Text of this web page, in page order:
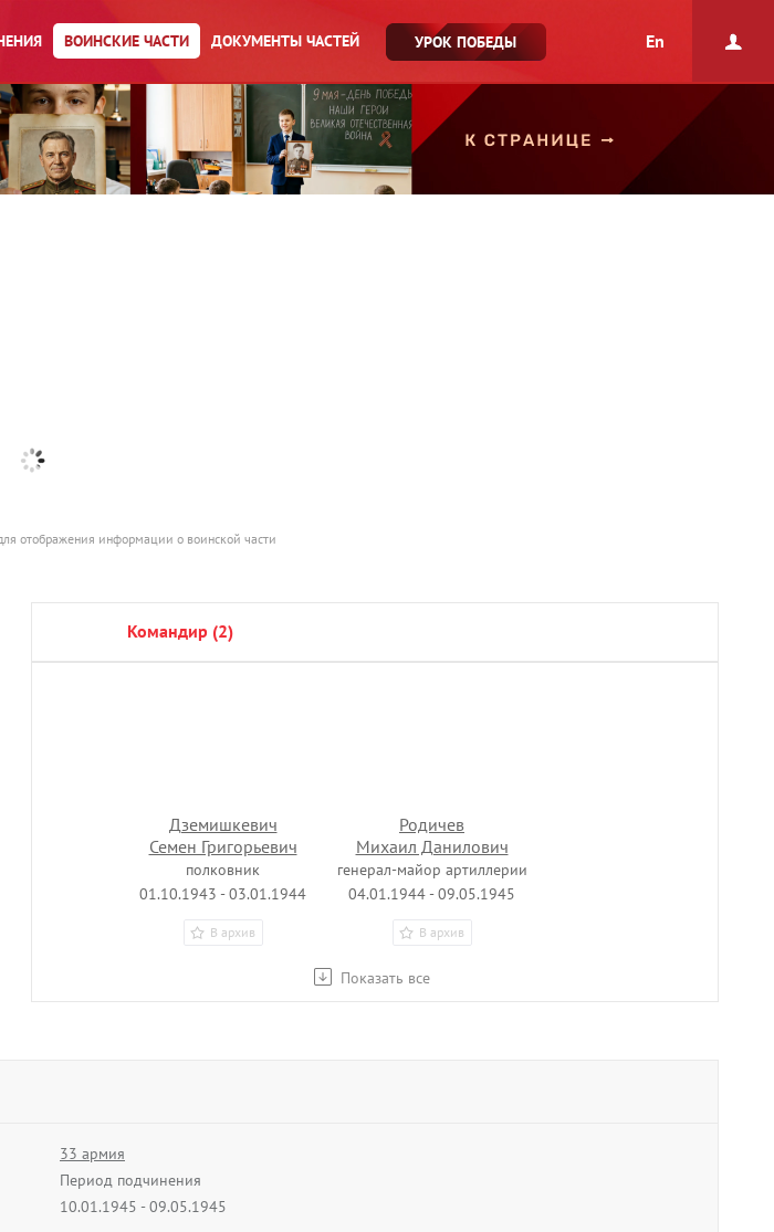
ВОИНСКИЕ ЧАСТИ ДОКУМЕНТЫ ЧАСТЕЙ УРОК ПОБЕДЫ En
отображения информации о воинской части
командир (2)
Показать все
Дземишкевич
Семен Григорьевич
полковник
01.10.1943 - 03.01.1944
В архив
Родичев
Михаил Данилович
генерал-майор артиллерии
04.01.1944 - 09.05.1945
В архив
33 армия
Период подчинения
10.01.1945 - 09.05.1945